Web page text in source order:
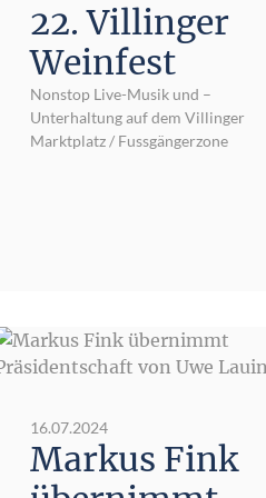
22. Villinger
Weinfest
Nonstop Live-Musik und –
Unterhaltung auf dem Villinger
Marktplatz / Fussgängerzone
16.07.2024
Markus Fink